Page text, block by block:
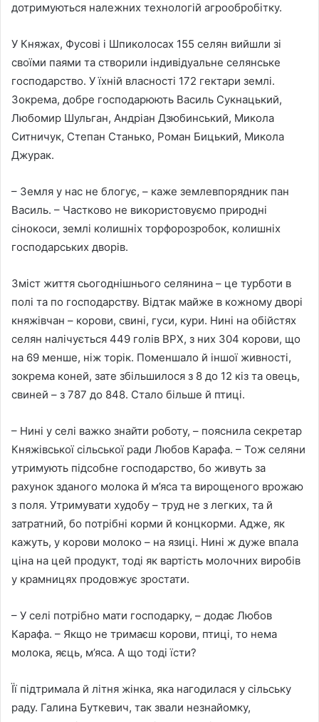
дотримуються належних технологій агрообробітку.
У Княжах, Фусові і Шпиколосах 155 селян вийшли зі
своїми паями та створили індивідуальне селянське
господарство. У їхній власності 172 гектари землі.
Зокрема, добре господарюють Василь Сукнацький,
Любомир Шульган, Андріан Дзюбинський, Микола
Ситничук, Степан Станько, Роман Бицький, Микола
Джурак.
– Земля у нас не блогує, – каже землевпорядник пан
Василь. – Частково не використовуємо природні
сінокоси, землі колишніх торфорозробок, колишніх
господарських дворів.
Зміст життя сьогоднішнього селянина – це турботи в
полі та по господарству. Відтак майже в кожному дворі
княжівчан – корови, свині, гуси, кури. Нині на обійстях
селян налічується 449 голів ВРХ, з них 304 корови, що
на 69 менше, ніж торік. Поменшало й іншої живності,
зокрема коней, зате збільшилося з 8 до 12 кіз та овець,
свиней – з 787 до 848. Стало більше й птиці.
– Нині у селі важко знайти роботу, – пояснила секретар
Княжівської сільської ради Любов Карафа. – Тож селяни
утримують підсобне господарство, бо живуть за
рахунок зданого молока й м’яса та вирощеного врожаю
з поля. Утримувати худобу – труд не з легких, та й
затратний, бо потрібні корми й концкорми. Адже, як
кажуть, у корови молоко – на язиці. Нині ж дуже впала
ціна на цей продукт, тоді як вартість молочних виробів
у крамницях продовжує зростати.
– У селі потрібно мати господарку, – додає Любов
Карафа. – Якщо не тримаєш корови, птиці, то нема
молока, яєць, м’яса. А що тоді їсти?
Її підтримала й літня жінка, яка нагодилася у сільську
раду. Галина Буткевич, так звали незнайомку,